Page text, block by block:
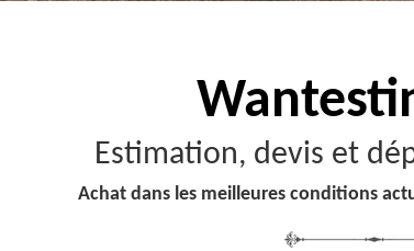
Estimation, devis et
Achat dans les meilleures conditions